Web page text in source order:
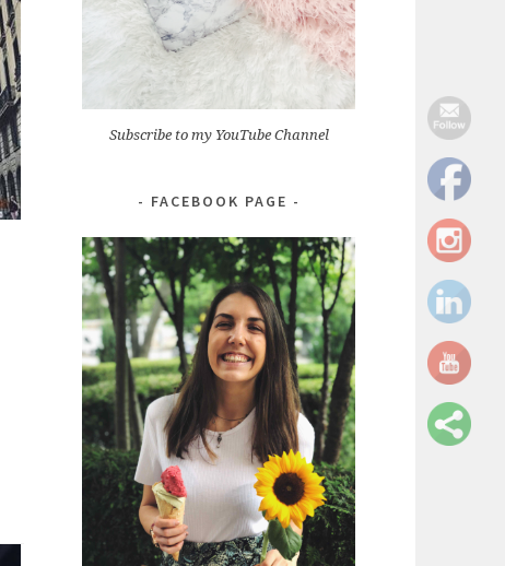
Subscribe to my YouTube Channel
FACEBOOK PAGE